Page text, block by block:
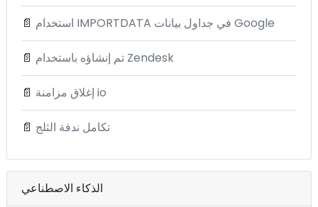
📄 استخدام IMPORTDATA في جداول بيانات Google
📄 تم إنشاؤه باستخدام Zendesk
📄 إغلاق مزامنة io
📄 تكامل ندفة الثلج
الذكاء الاصطناعي